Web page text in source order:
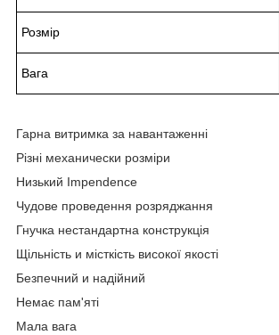
Розмір
Вага
Гарна витримка за навантаженні
Різні механически розміри
Низький Impendence
Чудове проведення розряджання
Гнучка нестандартна конструкція
Щільність и місткість високої якості
Безпечний и надійний
Немає пам'яті
Мала вага